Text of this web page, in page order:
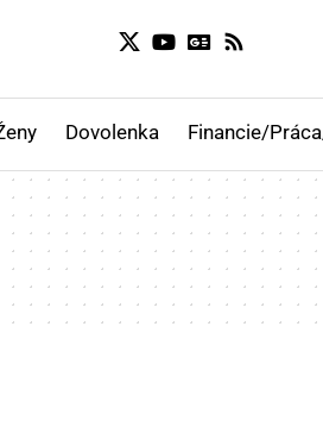
Dovolenka Financie/